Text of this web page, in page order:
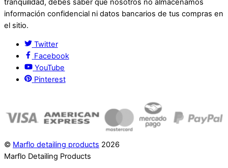
tranquilidad, debes saber que nosotros no almacenamos
información confidencial ni datos bancarios de tus compras en
el sitio.
Twitter
Facebook
YouTube
Pinterest
© Marflo detailing products 2026
Marflo Detailing Products